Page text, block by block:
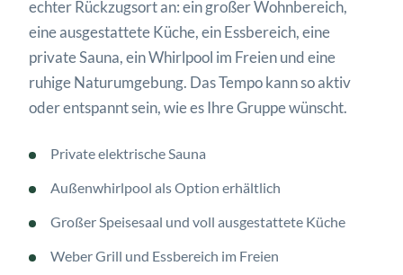
echter Rückzugsort an: ein großer Wohnbereich,
eine ausgestattete Küche, ein Essbereich, eine
private Sauna, ein Whirlpool im Freien und eine
ruhige Naturumgebung. Das Tempo kann so aktiv
oder entspannt sein, wie es Ihre Gruppe wünscht.
Private elektrische Sauna
Außenwhirlpool als Option erhältlich
Großer Speisesaal und voll ausgestattete Küche
Weber Grill und Essbereich im Freien